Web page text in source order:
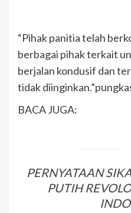
“Pihak panitia telah
berbagai pihak terkait
berjalan kondusif dan
tidak
BACA JUGA:
PERNYATAAN
PUTIH